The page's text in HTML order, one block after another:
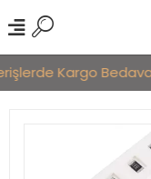
Kargo Bedava!